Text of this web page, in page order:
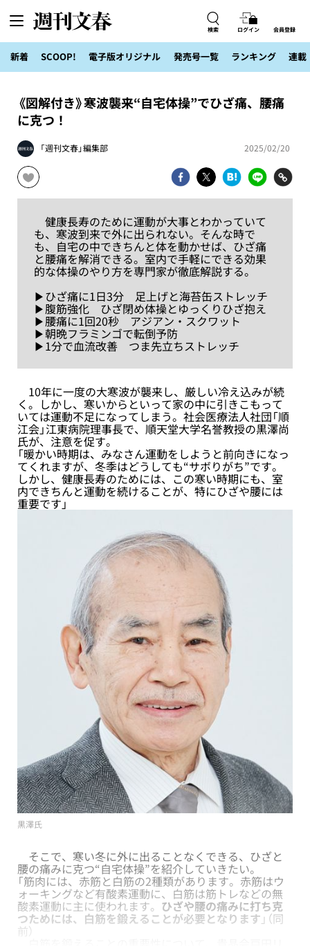
検索 ログイン 会員登録
新着 SCOOP! 電子版オリジナル 発売号一覧 ランキング 連載
《図解付き》寒波襲来“自宅体操”でひざ痛、腰痛
に克つ！
「週刊文春」編集部 2025/02/20
健康長寿のために運動が大事とわかっていて
も、寒波到来で外に出られない。そんな時で
も、自宅の中できちんと体を動かせば、ひざ痛
と腰痛を解消できる。室内で手軽にできる効果
的な体操のやり方を専門家が徹底解説する。
▶ひざ痛に1日3分 足上げと海苔缶ストレッチ
▶腹筋強化 ひざ閉め体操とゆっくりひざ抱え
▶腰痛に1回20秒 アジアン・スクワット
▶朝晩フラミンゴで転倒予防
▶1分で血流改善 つま先立ちストレッチ
10年に一度の大寒波が襲来し、厳しい冷え込みが続
く。しかし、寒いからといって家の中に引きこもって
いては運動不足になってしまう。社会医療法人社団「順
江会」江東病院理事長で、順天堂大学名誉教授の黒澤尚
氏が、注意を促す。
「暖かい時期は、みなさん運動をしようと前向きになっ
てくれますが、冬季はどうしても“サボりがち”です。
しかし、健康長寿のためには、この寒い時期にも、室
内できちんと運動を続けることが、特にひざや腰には
重要です」
黒澤氏
そこで、寒い冬に外に出ることなくできる、ひざと
腰の痛みに克つ“自宅体操”を紹介していきたい。
「筋肉には、赤筋と白筋の2種類があります。赤筋はウ
ォーキングなど有酸素運動に、白筋は筋トレなどの無
酸素運動に主に使われます。 ひざや腰の痛みに打ち克
つためには、白筋を鍛えることが必要となります 」（同
前）